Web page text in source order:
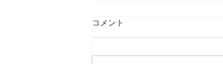
コメント